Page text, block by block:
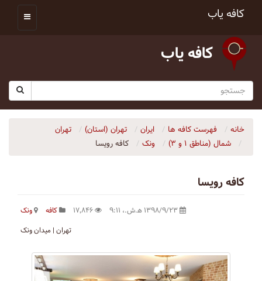
کافه یاب
کافه یاب
خانه فهرست کافه ها ایران تهران (استان)
تهران
شمال (مناطق ۱ و ۳)
ونک کافه رویسا
کافه رویسا
کافه
ونک
تهران | میدان ونک